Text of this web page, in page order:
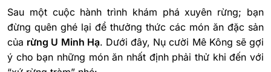
Sau một cuộc hành trình khám phá xuyên rừng; bạn
đừng quên ghé lại để thưởng thức các món ăn đặc sản
của rừng U Minh Hạ. Dưới đây, Nụ cười Mê Kông sẽ gợi
ý cho bạn những món ăn nhất định phải thử khi đến với